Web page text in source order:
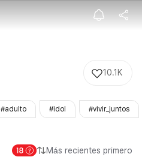
App♥Deseo
10.1K
#adulto #idol #vivir_juntos
Más recientes primero